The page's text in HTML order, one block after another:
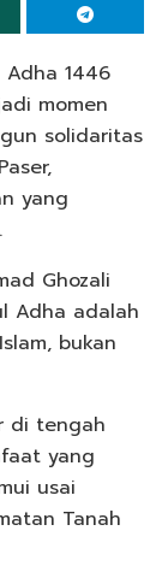
1446
momen
solidaritas
yang
Ghozali
Adha adalah
bukan
di tengah
yang
usai
Tanah